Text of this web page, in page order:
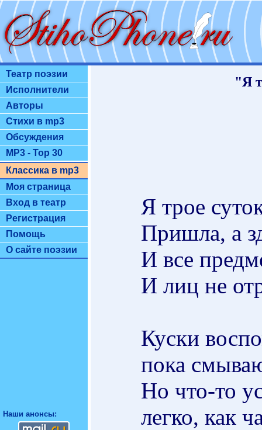
Театр поэзии
Исполнители
Авторы
Стихи в mp3
Обсуждения
MP3 - Top 30
Классика в mp3
Моя страница
Вход в театр
Регистрация
Помощь
О сайте поэзии
Наши анонсы:
"Я
Я трое
Пришла, а
И все
И лиц не
Куски
пока
Но что-то
легко, как